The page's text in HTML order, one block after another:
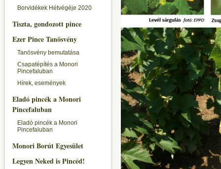
Borvidékek Hétvégéje 2020
Tiszta, gondozott pince
Ezer Pince Tanösvény
Tanösvény bemutatása
Csapatépítés a Monori
Pincefaluban
Hírek, események
Eladó pincék a Monori
Pincefaluban
Eladó pincék a Monori
Pincefaluban
Monori Borút Egyesület
Legyen Neked is Pincéd!